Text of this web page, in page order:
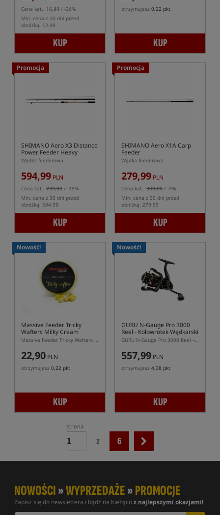
Cena kat.: 16,89 / -26%
Min. cena z 30 dni przed
obniżką: 12.49
KUP
otrzymujesz 0,22 pkt
KUP
Promocja
SHIMANO Aero X3 Distance
Power Feeder Heavy
Wędka feederowa
594,99 PLN
Cena kat.: 739,00 / -19%
Min. cena z 30 dni przed
obniżką: 594.99
KUP
Promocja
SHIMANO Aero X1A Carp
Feeder
Wędka feederowa
279,99 PLN
Cena kat.: 309,00 / -9%
Min. cena z 30 dni przed
obniżką: 279.99
KUP
Nowość!
Massive Feeder Tricky
Wafters Milky Cream
Massive Feeder Tricky Wafters Milky Cream 10 × 7 mm – biało-żółte waftersy dumbells
22,90 PLN
otrzymujesz 0,22 pkt
KUP
Nowość!
GURU N-Gauge Pro 3000
Reel - Kołowrotek Wędkarski
GURU N-Gauge Pro 3000 Reel – lekki kołowrotek match i feeder z podwójnym klipsem
557,99 PLN
otrzymujesz 4,38 pkt
KUP
strona
z 6
NOWOŚCI»WYPRZEDAŻE»PROMOCJE
Zapisz się do newslettera i bądź na bieżącoz najlepszymi okazjami!